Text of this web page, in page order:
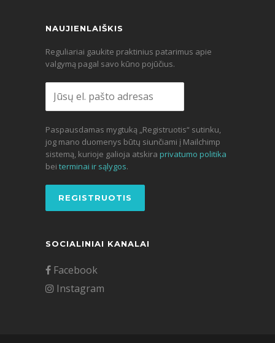
NAUJIENLAIŠKIS
Reguliariai gaukite praktinius patarimus apie
valgymą pagal savo kūno pojūčius.
Paspausdamas mygtuką „Registruotis“ sutinku,
jog mano duomenys būtų siunčiami į Mailchimp
sistemą, kurioje galioja atskira privatumo politika
bei terminai ir sąlygos.
SOCIALINIAI KANALAI
Facebook
Instagram